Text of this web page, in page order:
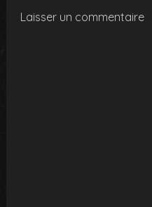
Laisser un commentaire